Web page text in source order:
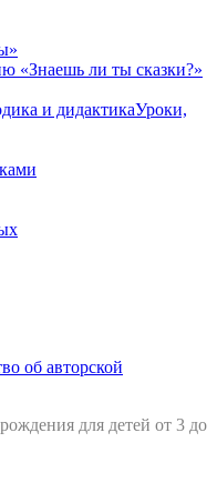
«Знаешь ли ты сказки?»
и дидактикаУроки,
об авторской
для детей от 3 до